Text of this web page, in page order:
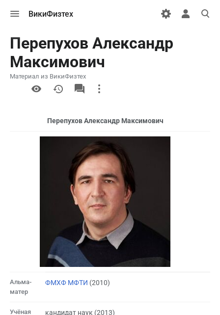
меню
ВикиФизтех
Открыть
поиск
Перепухов Александр
Максимович
Материал из ВикиФизтех
More
actions
Перепухов Александр Максимович
Альма-
матер
ФМХФ МФТИ (2010)
Учёная
кандидат наук (2013)